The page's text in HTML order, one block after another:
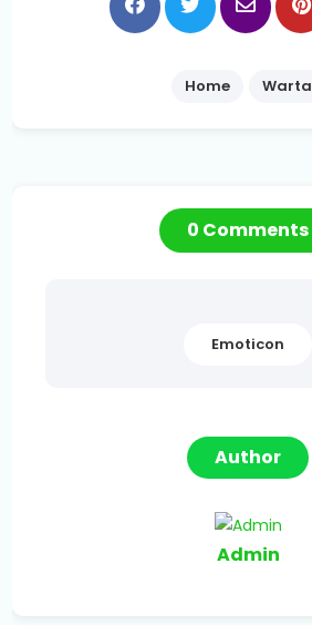
Home Warta
0 Comments
Emoticon
Author
Admin